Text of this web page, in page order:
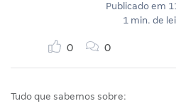
Publicado em
1 min. de
0 0
Tudo que sabemos sobre: